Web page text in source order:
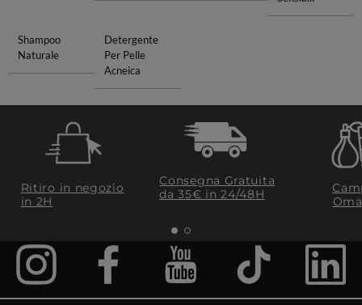
Shampoo
Naturale
Detergente
Per Pelle
Acneica
Ritiro in negozio
in 2H
Consegna Gratuita
da 35€​ in 24/48H